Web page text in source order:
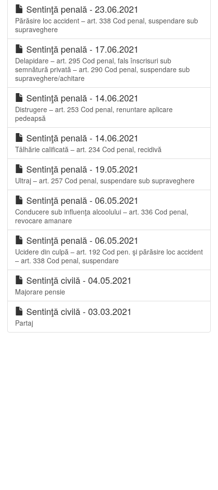
Sentinţă penală - 23.06.2021
Părăsire loc accident – art. 338 Cod penal, suspendare sub
supraveghere
Sentinţă penală - 17.06.2021
Delapidare – art. 295 Cod penal, fals înscrisuri sub
semnătură privată – art. 290 Cod penal, suspendare sub
supraveghere/achitare
Sentinţă penală - 14.06.2021
Distrugere – art. 253 Cod penal, renuntare aplicare
pedeapsă
Sentinţă penală - 14.06.2021
Tâlhărie calificată – art. 234 Cod penal, recidivă
Sentinţă penală - 19.05.2021
Ultraj – art. 257 Cod penal, suspendare sub supraveghere
Sentinţă penală - 06.05.2021
Conducere sub influenţa alcoolului – art. 336 Cod penal,
revocare amanare
Sentinţă penală - 06.05.2021
Ucidere din culpă – art. 192 Cod pen. şi părăsire loc accident
– art. 338 Cod penal, suspendare
Sentinţă civilă - 04.05.2021
Majorare pensie
Sentinţă civilă - 03.03.2021
Partaj